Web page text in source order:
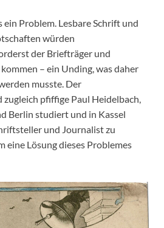
ein Problem. Lesbare Schrift und
würden
der Briefträger und
– ein Unding, was daher
musste. Der
pfiffige Paul Heidelbach,
Berlin studiert und in Kassel
und Journalist zu
eine Lösung dieses Problemes